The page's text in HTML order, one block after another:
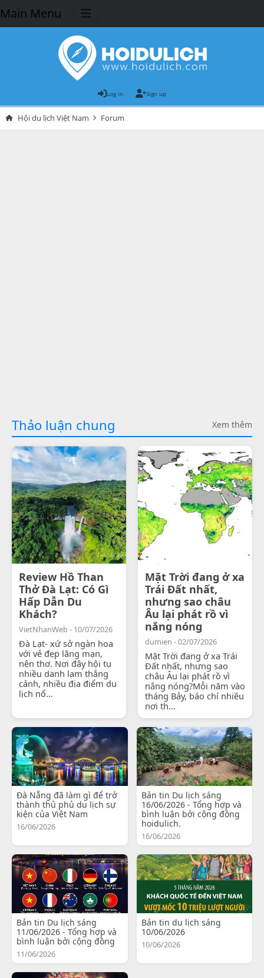
Main Menu
Log in Sign up
Hội du lịch Việt Nam Forum
Thảo luận chung Xem thêm
Review Hồ Than
Thở Đà Lạt: Có Gì
Hấp Dẫn Du
Khách?
VietNhanWeb - 10/07/2026
Đà Lạt- xứ sở ngàn hoa
với vẻ đẹp lãng mạn,
nên thơ. Nơi đây hội tụ
nhiều danh lam thắng
cảnh, nhiều địa điểm du
lịch nổ...
Mặt Trời đang ở xa
Trái Đất nhất,
nhưng sao châu
Âu lại phát rồ vì
nắng nóng
dumien - 02/07/2026
Mặt Trời đang ở xa Trái
Đất nhất, nhưng sao
châu Âu lại phát rồ vì
nắng nóng?Mỗi năm vào
tháng Bảy, báo chí nhiều
nơi th...
Đà Nẵng đã làm gì để trở
thành thủ phủ du lịch sự
kiện của Việt Nam
16/06/2026
Bản tin Du lịch sáng
16/06/2026 - Tổng hợp và
bình luận bởi cộng đồng
hoidulich.
16/06/2026
Bản tin Du lịch sáng
11/06/2026 - Tổng hợp và
bình luận bởi cộng đồng
11/06/2026
Bản tin du lịch sáng
10/06/2026
10/06/2026